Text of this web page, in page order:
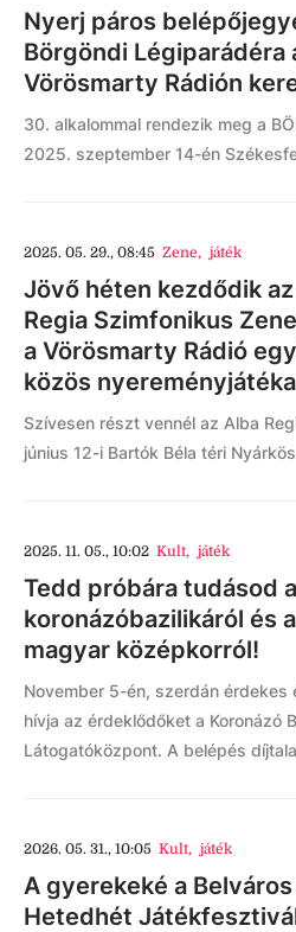
Nyerj páros
Börgöndi Légiparádéra
Vörösmarty Rádión
30. alkalommal rendezik meg a
2025. szeptember 14-én
2025. 05. 29., 08:45 Zene, játék
Jövő héten kezdődik
Regia Szimfonikus
a Vörösmarty Rádió
közös nyereményjátéka
Szívesen részt vennél az Alba
június 12-i Bartók Béla téri
2025. 11. 05., 10:02 Kult, játék
Tedd próbára tudásod a
koronázóbazilikáról és a
magyar középkorról!
November 5-én, szerdán érdekes
hívja az érdeklődőket a Koronázó
Látogatóközpont. A belépés
2026. 05. 31., 10:05 Kult, játék
A gyerekeké a Belváros
Hetedhét